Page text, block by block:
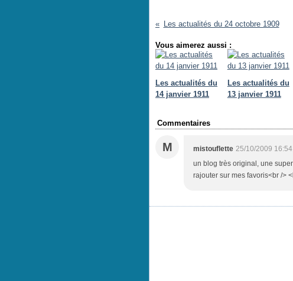
Les actualités du 24 octobre 1909
Vous aimerez aussi :
Les actualités du
14 janvier 1911
Les actualités du
13 janvier 1911
Commentaires
M mistouflette 25/10/2009 16:54
un blog très original, une
rajouter sur mes favoris<br />